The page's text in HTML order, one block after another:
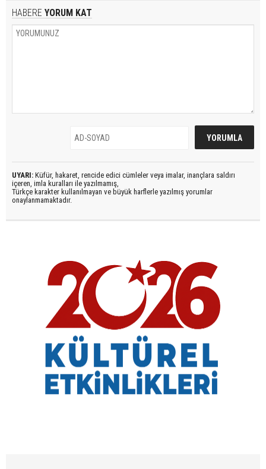
HABERE YORUM KAT
UYARI: Küfür, hakaret, rencide edici cümleler veya imalar, inançlara saldırı
içeren, imla kuralları ile yazılmamış,
Türkçe karakter kullanılmayan ve büyük harflerle yazılmış yorumlar
onaylanmamaktadır.